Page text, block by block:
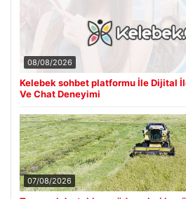
08/08/2026
Kelebek sohbet platformu İle Dijital
Ve Chat Deneyimi
07/08/2026